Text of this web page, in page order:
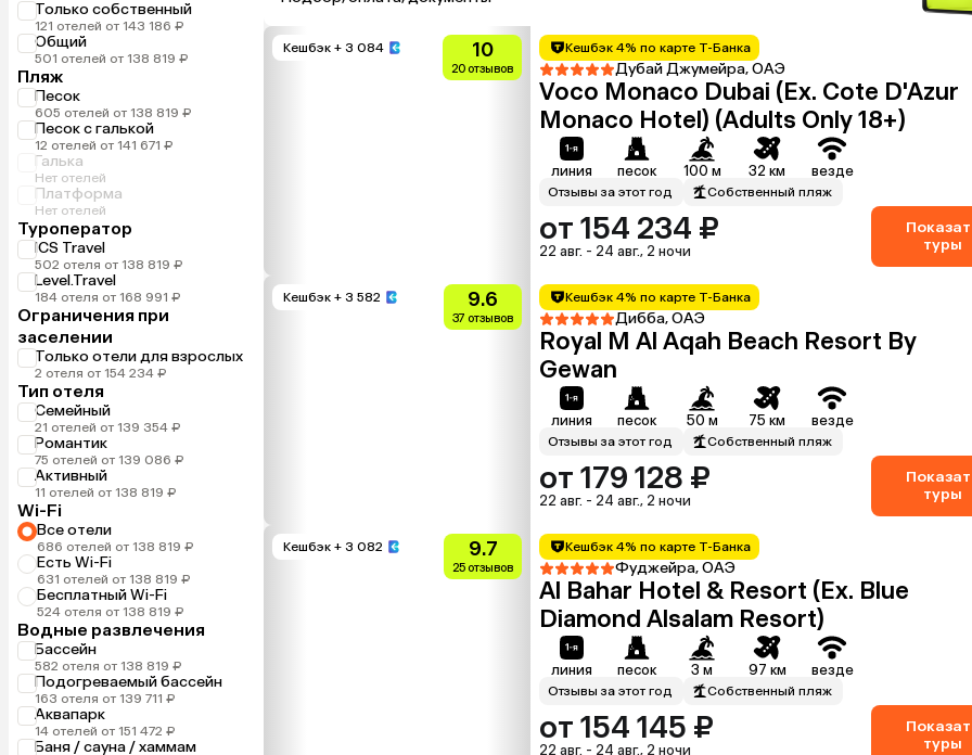
Только собственный
121 отелей от 143 186 ₽
Общий
501 отелей от 138 819 ₽
Пляж
Песок
605 отелей от 138 819 ₽
Песок с галькой
12 отелей от 141 671 ₽
Галька
Нет отелей
Платформа
Нет отелей
Туроператор
ICS Travel
502 отеля от 138 819 ₽
Level.Travel
184 отеля от 168 991 ₽
Ограничения при
заселении
Только отели для взрослых
2 отеля от 154 234 ₽
Тип отеля
Семейный
21 отелей от 139 354 ₽
Романтик
75 отелей от 139 086 ₽
Активный
11 отелей от 138 819 ₽
Wi-Fi
Все отели
686 отелей от 138 819 ₽
Есть Wi-Fi
631 отелей от 138 819 ₽
Бесплатный Wi-Fi
524 отеля от 138 819 ₽
Водные развлечения
Бассейн
582 отеля от 138 819 ₽
Подогреваемый бассейн
163 отеля от 139 711 ₽
Аквапарк
14 отелей от 151 472 ₽
Баня / сауна / хаммам
Кешбэк + 3 084 10
20 отзывов
Кешбэк 4% по карте Т-Банка
Дубай Джумейра, ОАЭ
Voco Monaco Dubai (Ex. Cote D'Azur
Monaco Hotel) (Adults Only 18+)
линия песок 100 м 32 км везде
Отзывы за этот год Собственный пляж
от 154 234 ₽
22 авг. - 24 авг., 2 ночи
туры
Кешбэк + 3 582 9.6
37 отзывов
Кешбэк 4% по карте Т-Банка
Дибба, ОАЭ
Royal M Al Aqah Beach Resort By
Gewan
линия песок 50 м 75 км везде
Отзывы за этот год Собственный пляж
от 179 128 ₽
22 авг. - 24 авг., 2 ночи
туры
Кешбэк + 3 082 9.7
25 отзывов
Кешбэк 4% по карте Т-Банка
Фуджейра, ОАЭ
Al Bahar Hotel & Resort (Ex. Blue
Diamond Alsalam Resort)
линия песок 3 м 97 км везде
Отзывы за этот год Собственный пляж
от 154 145 ₽
22 авг. - 24 авг., 2 ночи
туры